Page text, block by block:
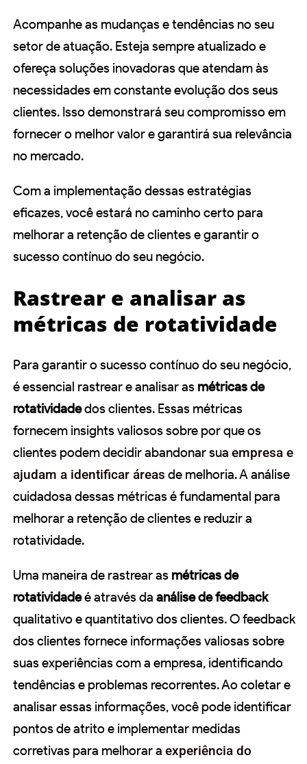
Acompanhe as mudanças e tendências no seu
setor de atuação. Esteja sempre atualizado e
ofereça soluções inovadoras que atendam às
necessidades em constante evolução dos seus
clientes. Isso demonstrará seu compromisso em
fornecer o melhor valor e garantirá sua relevância
no mercado.
Com a implementação dessas estratégias
eficazes, você estará no caminho certo para
melhorar a retenção de clientes e garantir o
sucesso contínuo do seu negócio.
Rastrear e analisar as
métricas de rotatividade
Para garantir o sucesso contínuo do seu negócio,
é essencial rastrear e analisar as métricas de
rotatividadedos clientes. Essas métricas
fornecem insights valiosos sobre por que os
clientes podem decidir abandonar sua empresa e
ajudam a identificar áreas de melhoria. A análise
cuidadosa dessas métricas é fundamental para
melhorar a retenção de clientes e reduzir a
rotatividade.
Uma maneira de rastrear as métricas de
rotatividadeé através da análise de feedback
qualitativo e quantitativo dos clientes. O feedback
dos clientes fornece informações valiosas sobre
suas experiências com a empresa, identificando
tendências e problemas recorrentes. Ao coletar e
analisar essas informações, você pode identificar
pontos de atrito e implementar medidas
corretivas para melhorar a experiência do